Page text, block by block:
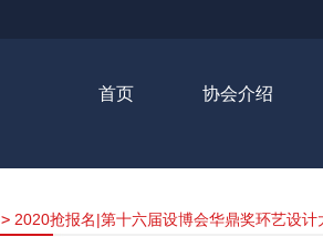
首页 协会介绍
> 2020抢报名|第十六届设博会华鼎奖环艺设计